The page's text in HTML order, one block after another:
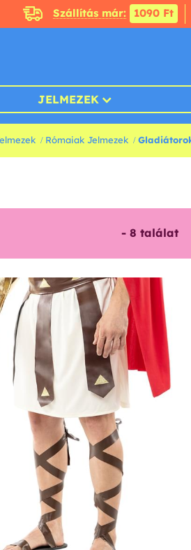
Szállítás már: 1090 Ft
JELMEZEK
Rómaiak Jelmezek
- 8 találat